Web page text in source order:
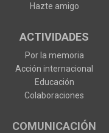
Hazte amigo
ACTIVIDADES
Por la memoria
Acción internacional
Educación
Colaboraciones
COMUNICACIÓN